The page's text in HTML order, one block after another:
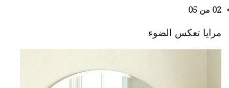
02 من 05
مرايا تعكس الضوء